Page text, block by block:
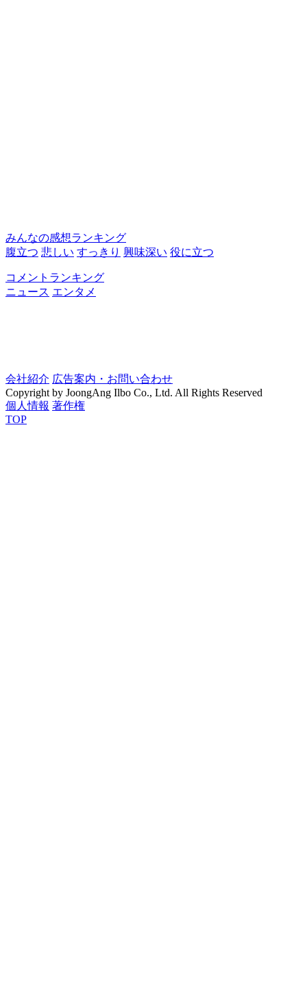
みんなの感想ランキング
腹立つ 悲しい すっきり 興味深い 役に立つ
コメントランキング
ニュース エンタメ
会社紹介 広告案内・お問い合わせ
Copyright by JoongAng Ilbo Co., Ltd. All Rights Reserved
個人情報 著作権
TOP